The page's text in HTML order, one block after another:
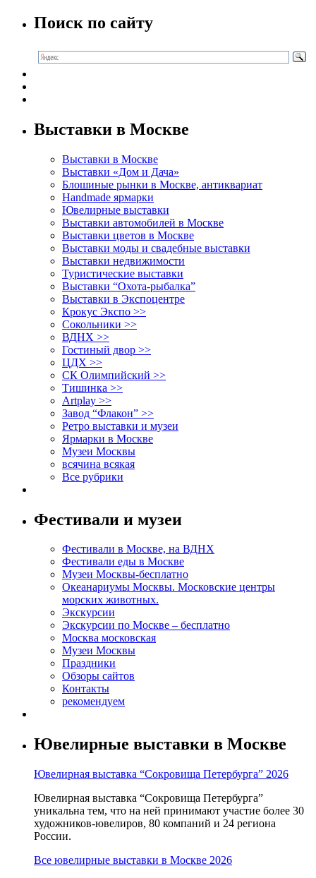
Поиск по сайту
Выставки в Москве
Выставки в Москве
Выставки «Дом и Дача»
Блошиные рынки в Москве, антиквариат
Handmade ярмарки
Ювелирные выставки
Выставки автомобилей в Москве
Выставки цветов в Москве
Выставки моды и свадебные выставки
Выставки недвижимости
Туристические выставки
Выставки “Охота-рыбалка”
Выставки в Экспоцентре
Крокус Экспо >>
Сокольники >>
ВДНХ >>
Гостиный двор >>
ЦДХ >>
СК Олимпийский >>
Тишинка >>
Artplay >>
Завод “Флакон” >>
Ретро выставки и музеи
Ярмарки в Москве
Музеи Москвы
всячина всякая
Все рубрики
Фестивали и музеи
Фестивали в Москве, на ВДНХ
Фестивали еды в Москве
Музеи Москвы-бесплатно
Океанариумы Москвы. Московские центры
морских животных.
Экскурсии
Экскурсии по Москве – бесплатно
Москва московская
Музеи Москвы
Праздники
Обзоры сайтов
Контакты
рекомендуем
Ювелирные выставки в Москве
Ювелирная выставка “Сокровища Петербурга” 2026
Ювелирная выставка “Сокровища Петербурга”
уникальна тем, что на ней принимают участие более 30
художников-ювелиров, 80 компаний и 24 региона
России.
Все ювелирные выставки в Москве 2026